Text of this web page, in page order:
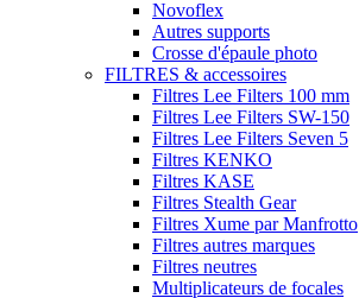
Novoflex
Autres supports
Crosse d'épaule photo
FILTRES & accessoires
Filtres Lee Filters 100 mm
Filtres Lee Filters SW-150
Filtres Lee Filters Seven 5
Filtres KENKO
Filtres KASE
Filtres Stealth Gear
Filtres Xume par Manfrotto
Filtres autres marques
Filtres neutres
Multiplicateurs de focales